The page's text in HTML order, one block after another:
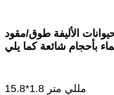
الأليفة طوق/مقود
15.8*1.8 مللي متر